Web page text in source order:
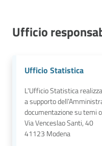
Ufficio
Ufficio Statistica
L'Ufficio Statistica
a supporto
documentazione su temi
Via Venceslao Santi, 40
41123 Modena